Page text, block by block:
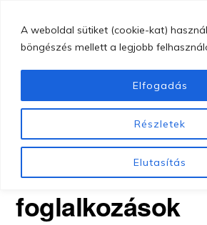
A weboldal sütiket (cookie-kat)
böngészés mellett a legjobb
Részletek
Elutasítás
Elfogadás
GYÖNGYÖSI
KÓRHÁZ
Gyöngyösi
Kórház
Családbarát
szülésfelkészítő
foglalkozások